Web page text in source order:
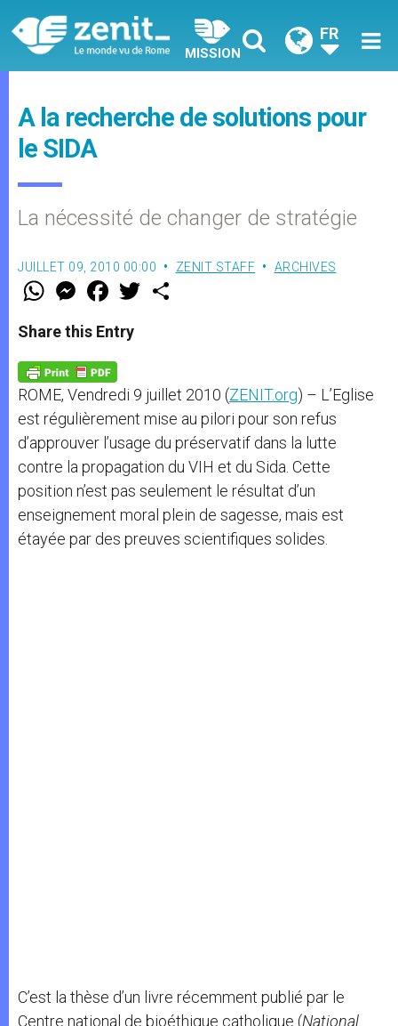
MISSION
FR
A la recherche de solutions pour
le SIDA
La nécessité de changer de stratégie
JUILLET 09, 2010 00:00 ZENIT STAFF ARCHIVES
W
t
s
p
p
M
e
s
e
g
e
r
F
a
e
b
o
k
w
Share this Entry
ROME, Vendredi 9 juillet 2010 (ZENIT.org) – L’Eglise
est régulièrement mise au pilori pour son refus
d’approuver l’usage du préservatif dans la lutte
contre la propagation du VIH et du Sida. Cette
position n’est pas seulement le résultat d’un
enseignement moral plein de sagesse, mais est
étayée par des preuves scientifiques solides.
C’est la thèse d’un livre récemment publié par le
Centre national de bioéthique catholique (National